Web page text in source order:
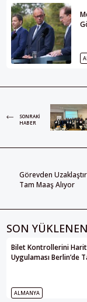
SONRAKI
HABER
Görevden
Tam Maaş Alıyor
SON
Bilet Kontrollerini
Uygulaması Berlin’de
ALMANYA